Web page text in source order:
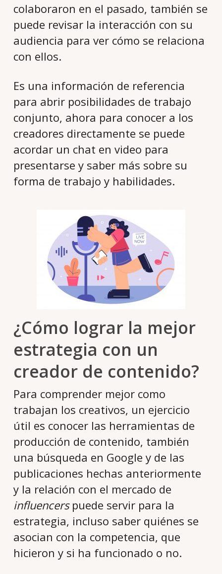
colaboraron en el pasado, también se
puede revisar la interacción con su
audiencia para ver cómo se relaciona
con ellos.
Es una información de referencia
para abrir posibilidades de trabajo
conjunto, ahora para conocer a los
creadores directamente se puede
acordar un chat en video para
presentarse y saber más sobre su
forma de trabajo y habilidades.
¿Cómo lograr la mejor
estrategia con un
creador de contenido?
Para comprender mejor como
trabajan los creativos, un ejercicio
útil es conocer las herramientas de
producción de contenido, también
una búsqueda en Google y de las
publicaciones hechas anteriormente
y la relación con el mercado de
influencerspuede servir para la
estrategia, incluso saber quiénes se
asocian con la competencia, que
hicieron y si ha funcionado o no.